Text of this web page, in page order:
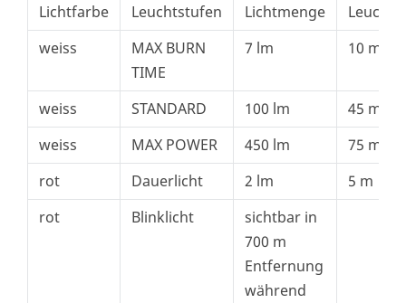
Lichtfarbe Leuchtstufen Lichtmenge
weiss
MAX BURN
TIME
7 lm 10 m
weiss STANDARD 100 lm
45 m
weiss
MAX POWER 450 lm
75 m
rot
Dauerlicht 2 lm
5 m
rot
Blinklicht
sichtbar in
700 m
Entfernung
während